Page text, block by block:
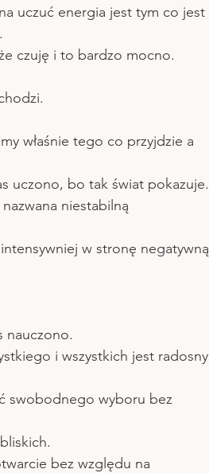
uczuć energia jest tym co jest
czuję i to bardzo mocno.
właśnie tego co przyjdzie a
uczono, bo tak świat pokazuje.
niestabilną
w stronę negatywną
nauczono.
i wszystkich jest radosny
swobodnego wyboru bez
bez względu na